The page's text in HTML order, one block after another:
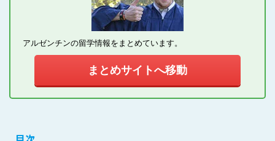
アルゼンチンの留学情報をまとめています。
まとめサイトへ移動